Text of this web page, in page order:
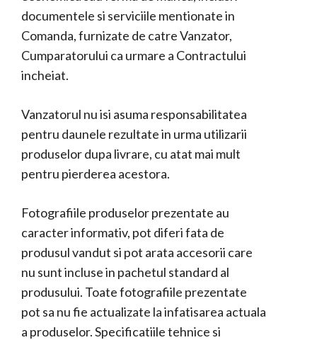
documentele si serviciile mentionate in
Comanda, furnizate de catre Vanzator,
Cumparatorului ca urmare a Contractului
incheiat.
Vanzatorul nu isi asuma responsabilitatea
pentru daunele rezultate in urma utilizarii
produselor dupa livrare, cu atat mai mult
pentru pierderea acestora.
Fotografiile produselor prezentate au
caracter informativ, pot diferi fata de
produsul vandut si pot arata accesorii care
nu sunt incluse in pachetul standard al
produsului. Toate fotografiile prezentate
pot sa nu fie actualizate la infatisarea actuala
a produselor. Specificatiile tehnice si